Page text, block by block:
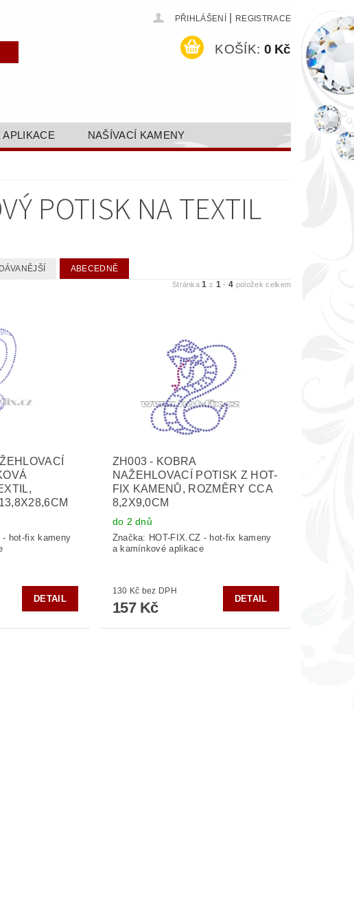
PŘIHLÁŠENÍ REGISTRACE
KOŠÍK: 0 Kč
APLIKACE NAŠÍVACÍ KAMENY
ZÁSADY OCHRANY OSOBNÍCH ÚDAJŮ
POTISK NA TEXTIL
ABECEDNĚ
Stránka1 z 1 -4 položek celkem
- hot-fix kameny
DETAIL
ZH003 - KOBRA
NAŽEHLOVACÍ POTISK Z HOT-
FIX KAMENŮ, ROZMĚRY CCA
8,2X9,0CM
do 2 dnů
Značka: HOT-FIX.CZ - hot-fix kameny
a kamínkové aplikace
130 Kč bez DPH
157 Kč
DETAIL